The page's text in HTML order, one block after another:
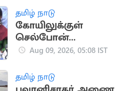
தமிழ் நாடு
கோயிலுக்குள்
செல்போன்
தேவையற்ற ஒன்று -
Aug 09, 2026, 05:08 IST
தமிழ் நாடு